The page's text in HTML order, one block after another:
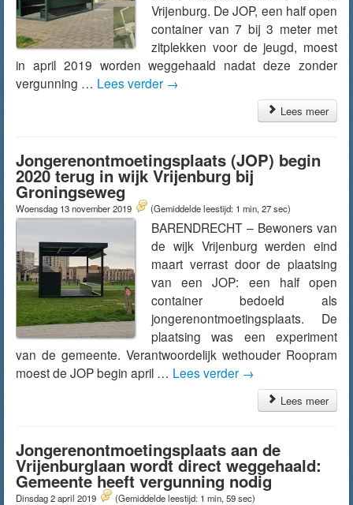
Vrijenburg. De JOP, een half open
container van 7 bij 3 meter met
zitplekken voor de jeugd, moest
in april 2019 worden weggehaald nadat deze zonder
vergunning … Lees verder →
Lees meer
Jongerenontmoetingsplaats (JOP) begin
2020 terug in wijk Vrijenburg bij
Groningseweg
Woensdag 13 november 2019 (Gemiddelde leestijd: 1 min, 27 sec)
BARENDRECHT – Bewoners van
de wijk Vrijenburg werden eind
maart verrast door de plaatsing
van een JOP: een half open
container bedoeld als
jongerenontmoetingsplaats. De
plaatsing was een experiment
van de gemeente. Verantwoordelijk wethouder Roopram
moest de JOP begin april … Lees verder →
Lees meer
Jongerenontmoetingsplaats aan de
Vrijenburglaan wordt direct weggehaald:
Gemeente heeft vergunning nodig
Dinsdag 2 april 2019 (Gemiddelde leestijd: 1 min, 59 sec)